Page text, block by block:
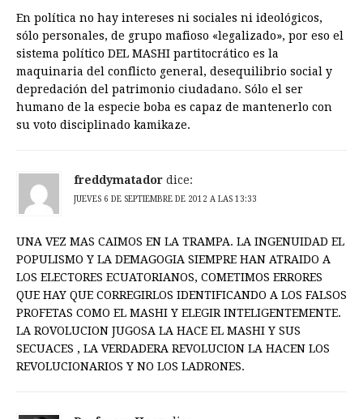
En política no hay intereses ni sociales ni ideológicos,
sólo personales, de grupo mafioso «legalizado», por eso el
sistema político DEL MASHI partitocrático es la
maquinaria del conflicto general, desequilibrio social y
depredación del patrimonio ciudadano. Sólo el ser
humano de la especie boba es capaz de mantenerlo con
su voto disciplinado kamikaze.
freddymatador dice:
JUEVES 6 DE SEPTIEMBRE DE 2012 A LAS 13:33
UNA VEZ MAS CAIMOS EN LA TRAMPA. LA INGENUIDAD EL
POPULISMO Y LA DEMAGOGIA SIEMPRE HAN ATRAIDO A
LOS ELECTORES ECUATORIANOS, COMETIMOS ERRORES
QUE HAY QUE CORREGIRLOS IDENTIFICANDO A LOS FALSOS
PROFETAS COMO EL MASHI Y ELEGIR INTELIGENTEMENTE.
LA ROVOLUCION JUGOSA LA HACE EL MASHI Y SUS
SECUACES , LA VERDADERA REVOLUCION LA HACEN LOS
REVOLUCIONARIOS Y NO LOS LADRONES.